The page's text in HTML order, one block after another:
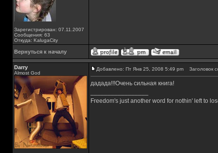
Зарегистрирован: 07.11.2007
Сообщения: 63
Откуда: KalugaCity
Вернуться к началу
Darry
Almost God
Добавлено: Пт Янв 25, 2008 5:49 pm Заголовок
дадада!!!Очень сильная книга!
Freedom's just another word for nothin' left to